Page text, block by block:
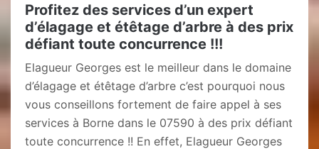
Profitez des services d’un expert
d’élagage et étêtage d’arbre à des prix
défiant toute concurrence !!!
Elagueur Georges est le meilleur dans le domaine
d’élagage et étêtage d’arbre c’est pourquoi nous
vous conseillons fortement de faire appel à ses
services à Borne dans le 07590 à des prix défiant
toute concurrence !! En effet, Elagueur Georges